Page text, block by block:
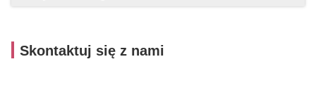
Skontaktuj się z nami